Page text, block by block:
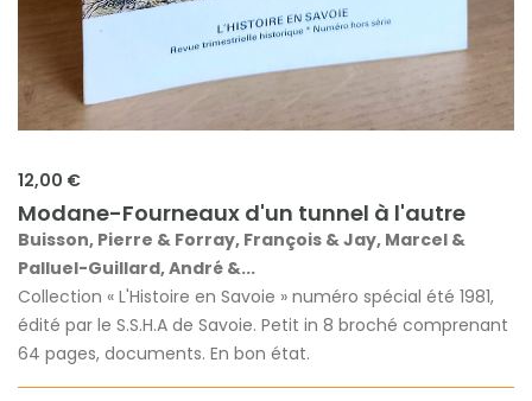
12,00 €
Modane-Fourneaux d'un tunnel à l'autre
Buisson, Pierre & Forray, François & Jay, Marcel &
Palluel-Guillard, André &...
Collection « L'Histoire en Savoie » numéro spécial été 1981,
édité par le S.S.H.A de Savoie. Petit in 8 broché comprenant
64 pages, documents. En bon état.